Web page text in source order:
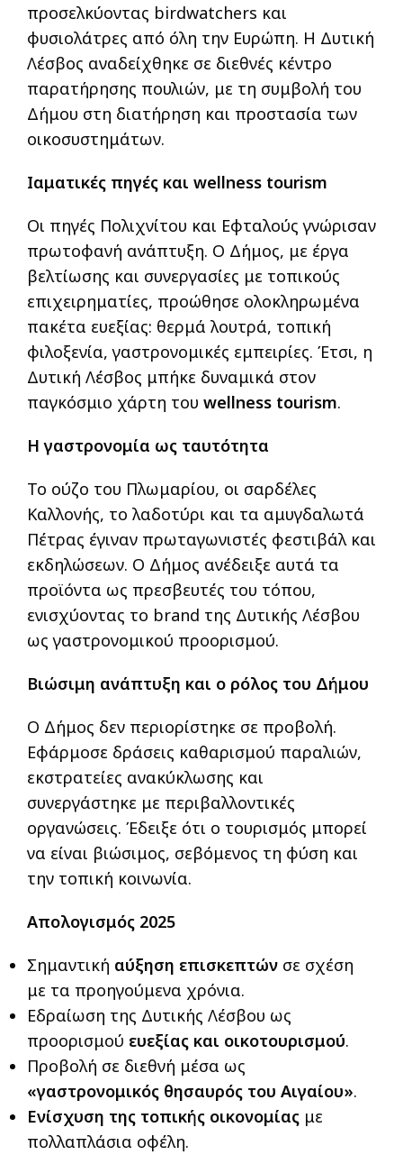
προσελκύοντας birdwatchers και
φυσιολάτρες από όλη την Ευρώπη. Η Δυτική
Λέσβος αναδείχθηκε σε διεθνές κέντρο
παρατήρησης πουλιών, με τη συμβολή του
Δήμου στη διατήρηση και προστασία των
οικοσυστημάτων.
Ιαματικές πηγές και wellness tourism
Οι πηγές Πολιχνίτου και Εφταλούς γνώρισαν
πρωτοφανή ανάπτυξη. Ο Δήμος, με έργα
βελτίωσης και συνεργασίες με τοπικούς
επιχειρηματίες, προώθησε ολοκληρωμένα
πακέτα ευεξίας: θερμά λουτρά, τοπική
φιλοξενία, γαστρονομικές εμπειρίες. Έτσι, η
Δυτική Λέσβος μπήκε δυναμικά στον
παγκόσμιο χάρτη του wellness tourism.
Η γαστρονομία ως ταυτότητα
Το ούζο του Πλωμαρίου, οι σαρδέλες
Καλλονής, το λαδοτύρι και τα αμυγδαλωτά
Πέτρας έγιναν πρωταγωνιστές φεστιβάλ και
εκδηλώσεων. Ο Δήμος ανέδειξε αυτά τα
προϊόντα ως πρεσβευτές του τόπου,
ενισχύοντας το brand της Δυτικής Λέσβου
ως γαστρονομικού προορισμού.
Βιώσιμη ανάπτυξη και ο ρόλος του Δήμου
Ο Δήμος δεν περιορίστηκε σε προβολή.
Εφάρμοσε δράσεις καθαρισμού παραλιών,
εκστρατείες ανακύκλωσης και
συνεργάστηκε με περιβαλλοντικές
οργανώσεις. Έδειξε ότι ο τουρισμός μπορεί
να είναι βιώσιμος, σεβόμενος τη φύση και
την τοπική κοινωνία.
Απολογισμός 2025
Σημαντική αύξηση επισκεπτών σε σχέση
με τα προηγούμενα χρόνια.
Εδραίωση της Δυτικής Λέσβου ως
προορισμού ευεξίας και οικοτουρισμού.
Προβολή σε διεθνή μέσα ως
«γαστρονομικός θησαυρός του Αιγαίου».
Ενίσχυση της τοπικής οικονομίας με
πολλαπλάσια οφέλη.